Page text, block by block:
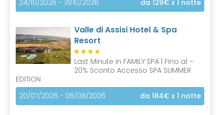
24/10/2026 - 31/10/2026 da 129€ x 1 notte
Valle di Assisi Hotel & Spa
Resort
Last Minute in FAMILY SPA | Fino al –
20% Sconto Accesso SPA SUMMER
EDITION
20/07/2026 - 06/08/2026
da 184€ x 1 notte